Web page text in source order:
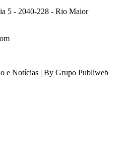
5 - 2040-228 - Rio Maior
e Notícias | By Grupo Publiweb